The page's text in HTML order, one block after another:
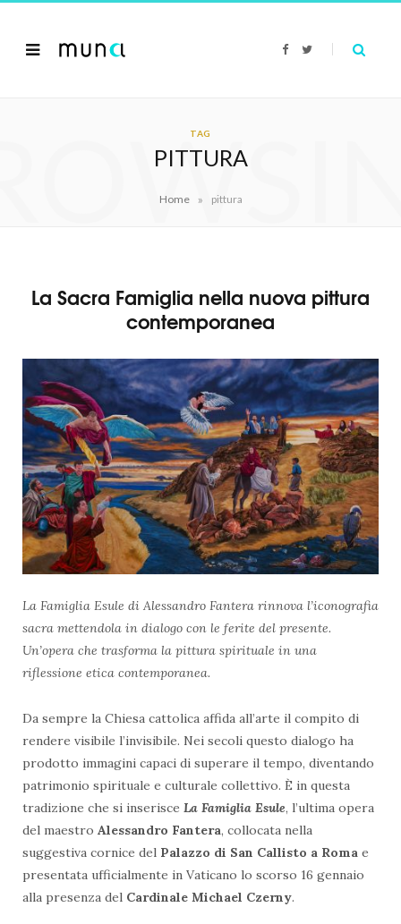
F
T
TAG
PITTURA
Home » pittura
La Sacra Famiglia nella nuova pittura
contemporanea
La Famiglia Esule di Alessandro Fantera rinnova l’iconografia
sacra mettendola in dialogo con le ferite del presente.
Un’opera che trasforma la pittura spirituale in una
riflessione etica contemporanea.
Da sempre la Chiesa cattolica affida all’arte il compito di
rendere visibile l’invisibile. Nei secoli questo dialogo ha
prodotto immagini capaci di superare il tempo, diventando
patrimonio spirituale e culturale collettivo. È in questa
tradizione che si inserisce La Famiglia Esule, l’ultima opera
del maestro Alessandro Fantera, collocata nella
suggestiva cornice del Palazzo di San Callisto a Roma e
presentata ufficialmente in Vaticano lo scorso 16 gennaio
alla presenza del Cardinale Michael Czerny.